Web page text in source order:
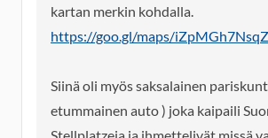
kartan merkin kohdalla.
https://goo.gl/maps/
Siinä oli myös saksalainen
etummainen auto ) joka kaipaili